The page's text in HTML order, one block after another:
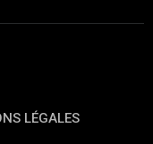
LÉGALES